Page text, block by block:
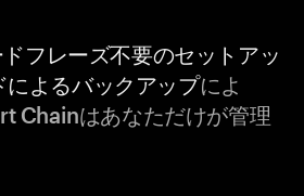
フレーズ不要のセットアッ
よるバックアップによ
Chainはあなただけが管理